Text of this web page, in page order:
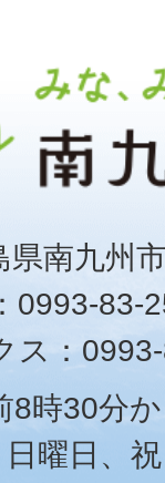
南九州
0993-83-
ス：
8時30分
曜日、